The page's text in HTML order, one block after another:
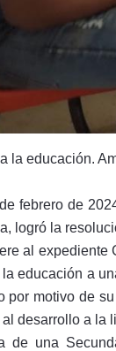
la educación.
febrero de
logró la
al
la educación a
por motivo de
desarrollo a la
de una